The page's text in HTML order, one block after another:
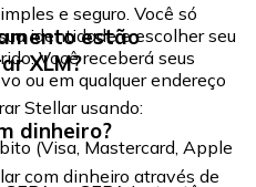
e seguro. Você só
identidade e escolher seu
Você receberá seus
ou em qualquer endereço
estão
XLM?
Stellar usando:
(Visa, Mastercard, Apple
dinheiro?
com dinheiro através de